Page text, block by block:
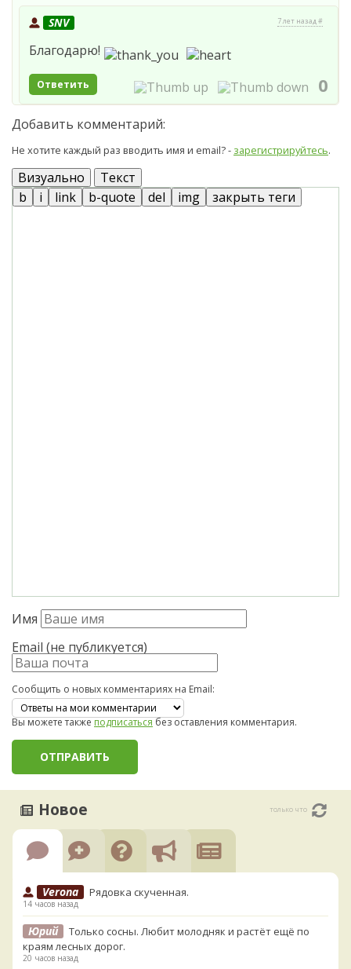
SNV 7 лет назад #
Благодарю!
Ответить 0
Добавить комментарий:
Не хотите каждый раз вводить имя и email? - зарегистрируйтесь.
Визуально Текст
Имя
Email (не публикуется)
Сообщить о новых комментариях на Email:
Вы можете такжеподписатьсябез оставления комментария.
Новое только что
Verona Рядовка скученная.
14 часов назад
Юрий
Только сосны. Любит молодняк и растёт ещё по
краям лесных дорог.
20 часов назад